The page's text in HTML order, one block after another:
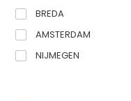
BREDA
AMSTERDAM
NIJMEGEN